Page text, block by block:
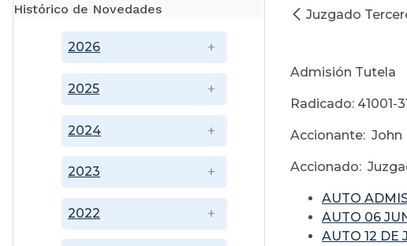
Histórico de Novedades
2022
2023
2024
2025
2026
Juzgado
Admisión Tutela
Radicado: 41001-
Accionante: John
Accionado:
AUTO
AUTO 06
AUTO 12 DE